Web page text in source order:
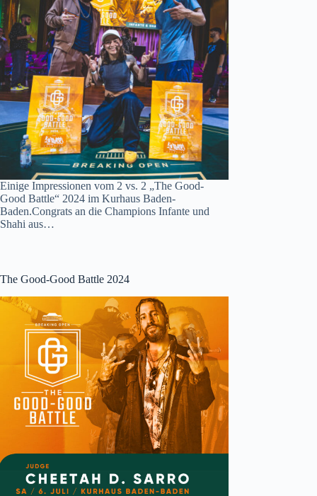
Einige Impressionen vom 2 vs. 2 „The Good-
Good Battle“ 2024 im Kurhaus Baden-
Baden.Congrats an die Champions Infante und
Shahi aus…
The Good-Good Battle 2024